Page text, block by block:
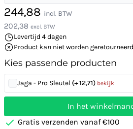
244,88 incl. BTW
202,38 excl. BTW
Levertijd 4 dagen
Product kan niet worden geretourneerd
Kies passende producten
Jaga - Pro Sleutel (+ 12,71) bekijk
In het
Gratis verzenden vanaf €100